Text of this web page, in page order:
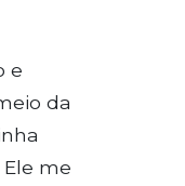
e
da
me